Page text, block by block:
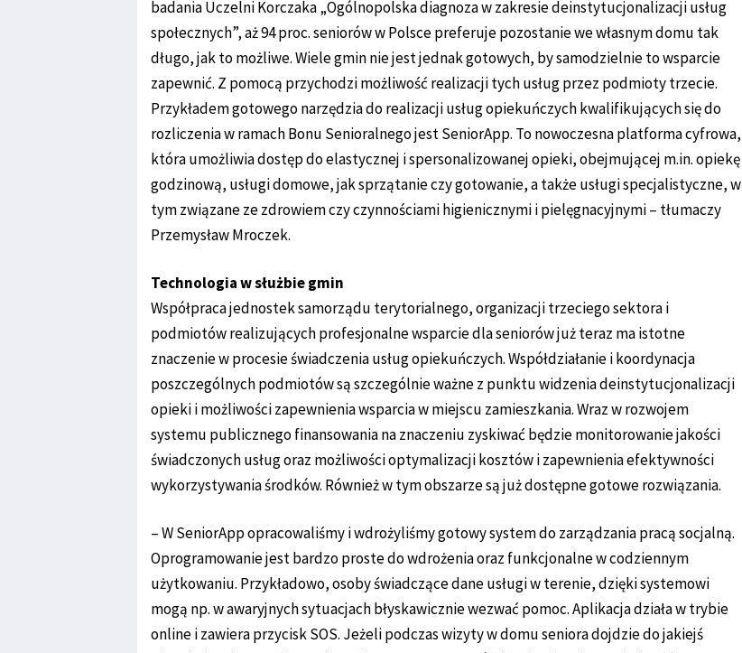
badania Uczelni Korczaka „Ogólnopolska diagnoza w zakresie deinstytucjonalizacji usług
społecznych”, aż 94 proc. seniorów w Polsce preferuje pozostanie we własnym domu tak
długo, jak to możliwe. Wiele gmin nie jest jednak gotowych, by samodzielnie to wsparcie
zapewnić. Z pomocą przychodzi możliwość realizacji tych usług przez podmioty trzecie.
Przykładem gotowego narzędzia do realizacji usług opiekuńczych kwalifikujących się do
rozliczenia w ramach Bonu Senioralnego jest SeniorApp. To nowoczesna platforma cyfrowa,
która umożliwia dostęp do elastycznej i spersonalizowanej opieki, obejmującej m.in. opiekę
godzinową, usługi domowe, jak sprzątanie czy gotowanie, a także usługi specjalistyczne, w
tym związane ze zdrowiem czy czynnościami higienicznymi i pielęgnacyjnymi – tłumaczy
Przemysław Mroczek.
Technologia w służbie gmin
Współpraca jednostek samorządu terytorialnego, organizacji trzeciego sektora i
podmiotów realizujących profesjonalne wsparcie dla seniorów już teraz ma istotne
znaczenie w procesie świadczenia usług opiekuńczych. Współdziałanie i koordynacja
poszczególnych podmiotów są szczególnie ważne z punktu widzenia deinstytucjonalizacji
opieki i możliwości zapewnienia wsparcia w miejscu zamieszkania. Wraz w rozwojem
systemu publicznego finansowania na znaczeniu zyskiwać będzie monitorowanie jakości
świadczonych usług oraz możliwości optymalizacji kosztów i zapewnienia efektywności
wykorzystywania środków. Również w tym obszarze są już dostępne gotowe rozwiązania.
– W SeniorApp opracowaliśmy i wdrożyliśmy gotowy system do zarządzania pracą socjalną.
Oprogramowanie jest bardzo proste do wdrożenia oraz funkcjonalne w codziennym
użytkowaniu. Przykładowo, osoby świadczące dane usługi w terenie, dzięki systemowi
mogą np. w awaryjnych sytuacjach błyskawicznie wezwać pomoc. Aplikacja działa w trybie
online i zawiera przycisk SOS. Jeżeli podczas wizyty w domu seniora dojdzie do jakiejś